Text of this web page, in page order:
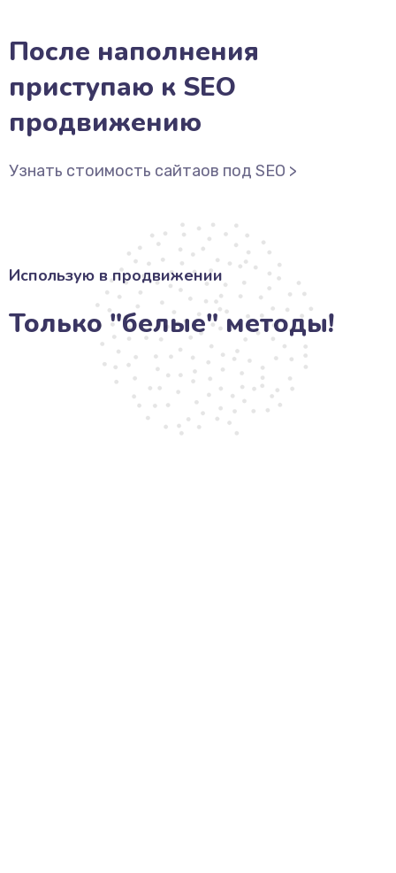
После наполнения
приступаю к SEO
продвижению
Узнать стоимость сайтаов под SEO >
Использую в продвижении
Только "белые" методы!